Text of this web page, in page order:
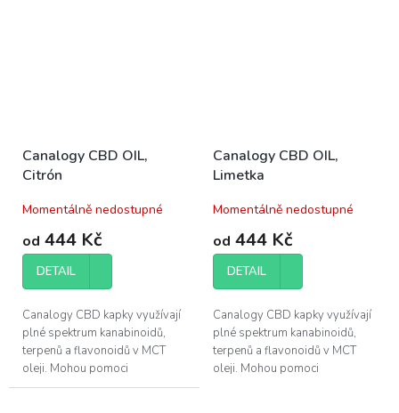
Canalogy CBD OIL,
Citrón
Momentálně nedostupné
od 444 Kč
DETAIL
Canalogy CBD kapky využívají
plné spektrum kanabinoidů,
terpenů a flavonoidů v MCT
oleji. Mohou pomoci
při regeneraci svalů a zlepšení
Canalogy CBD OIL,
Limetka
Momentálně nedostupné
od 444 Kč
DETAIL
Canalogy CBD kapky využívají
plné spektrum kanabinoidů,
terpenů a flavonoidů v MCT
oleji. Mohou pomoci